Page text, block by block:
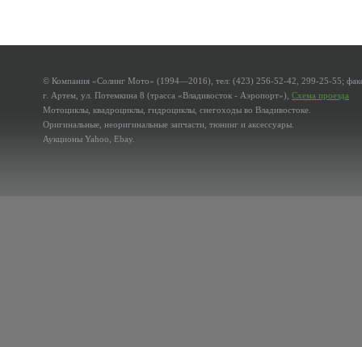
© Компания «Солинг Мото» (1994—2016), тел: (423) 256-52-42, 299-25-55;
г. Артем, ул. Потемкина 8 (трасса «Владивосток - Аэропорт»), Схема проезда
Мотоциклы, квадроциклы, гидроциклы, снегоходы во Владивостоке.
Оригинальные, неоригинальные запчасти, тюнинг и аксессуары.
Аукционы Yahoo, Ebay.